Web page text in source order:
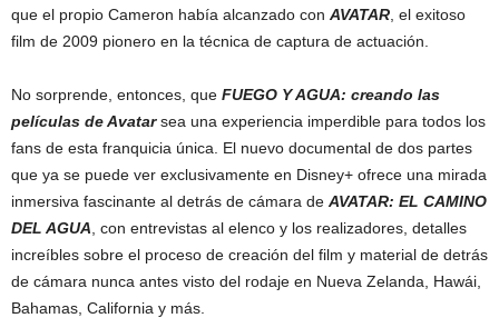
que el propio Cameron había alcanzado con AVATAR , el exitoso
film de 2009 pionero en la técnica de captura de actuación.
No sorprende, entonces, que FUEGO Y AGUA: creando las
películas de Avatarsea una experiencia imperdible para todos los
fans de esta franquicia única. El nuevo documental de dos partes
que ya se puede ver exclusivamente en Disney+ ofrece una mirada
inmersiva fascinante al detrás de cámara de AVATAR: EL CAMINO
DEL AGUA , con entrevistas al elenco y los realizadores, detalles
increíbles sobre el proceso de creación del film y material de detrás
de cámara nunca antes visto del rodaje en Nueva Zelanda, Hawái,
Bahamas, California y más.